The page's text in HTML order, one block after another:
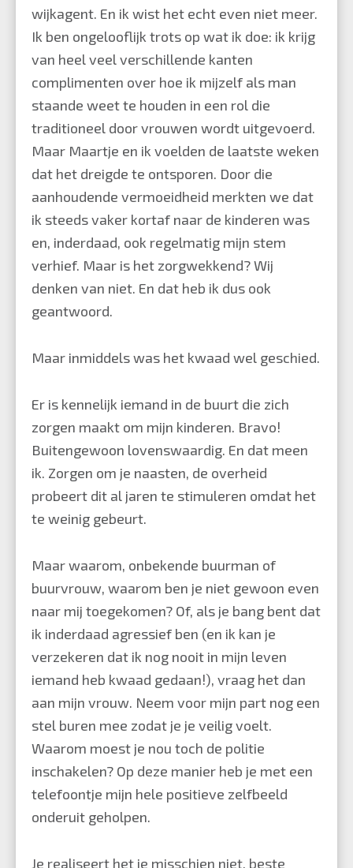
wijkagent. En ik wist het echt even niet meer.
Ik ben ongelooflijk trots op wat ik doe: ik krijg
van heel veel verschillende kanten
complimenten over hoe ik mijzelf als man
staande weet te houden in een rol die
traditioneel door vrouwen wordt uitgevoerd.
Maar Maartje en ik voelden de laatste weken
dat het dreigde te ontsporen. Door die
aanhoudende vermoeidheid merkten we dat
ik steeds vaker kortaf naar de kinderen was
en, inderdaad, ook regelmatig mijn stem
verhief. Maar is het zorgwekkend? Wij
denken van niet. En dat heb ik dus ook
geantwoord.
Maar inmiddels was het kwaad wel geschied.
Er is kennelijk iemand in de buurt die zich
zorgen maakt om mijn kinderen. Bravo!
Buitengewoon lovenswaardig. En dat meen
ik. Zorgen om je naasten, de overheid
probeert dit al jaren te stimuleren omdat het
te weinig gebeurt.
Maar waarom, onbekende buurman of
buurvrouw, waarom ben je niet gewoon even
naar mij toegekomen? Of, als je bang bent dat
ik inderdaad agressief ben (en ik kan je
verzekeren dat ik nog nooit in mijn leven
iemand heb kwaad gedaan!), vraag het dan
aan mijn vrouw. Neem voor mijn part nog een
stel buren mee zodat je je veilig voelt.
Waarom moest je nou toch de politie
inschakelen? Op deze manier heb je met een
telefoontje mijn hele positieve zelfbeeld
onderuit geholpen.
Je realiseert het je misschien niet, beste